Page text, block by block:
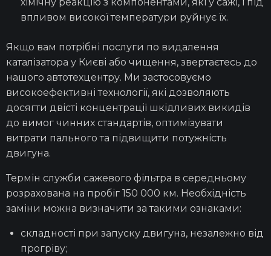
впливом високої температури руйнує їх.
Якщо вам потрібні послуги по видалення
каталізатора у Києві або чищення, звертаєтесь до
нашого автотехцентру. Ми застосовуємо
високоефективні технології, які дозволяють
досягти двісті концентрації шкідливих викидів
до вимог чинних стандартів, оптимізувати
витрати пального та підвищити потужність
двигуна.
Термін служби сажевого фільтра в середньому
розрахована на пробіг 150 000 км. Необхідність
заміни можна визначити за такими ознаками:
складності при запуску двигуна, незалежно від
прогріву;